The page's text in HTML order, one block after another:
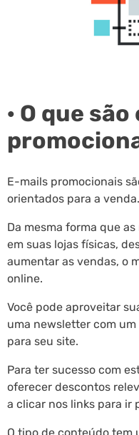
· O que
E-mails promocionais
orientados para a venda.
Da mesma forma que
em suas lojas físicas,
aumentar as vendas, o
online.
Você pode aproveitar
uma newsletter com
para seu site.
Para ter sucesso com
oferecer descontos
a clicar nos links para ir